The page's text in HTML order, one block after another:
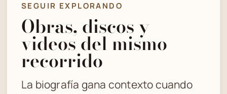
SEGUIR EXPLORANDO
Obras, discos y
videos del mismo
recorrido
La biografía gana contexto cuando